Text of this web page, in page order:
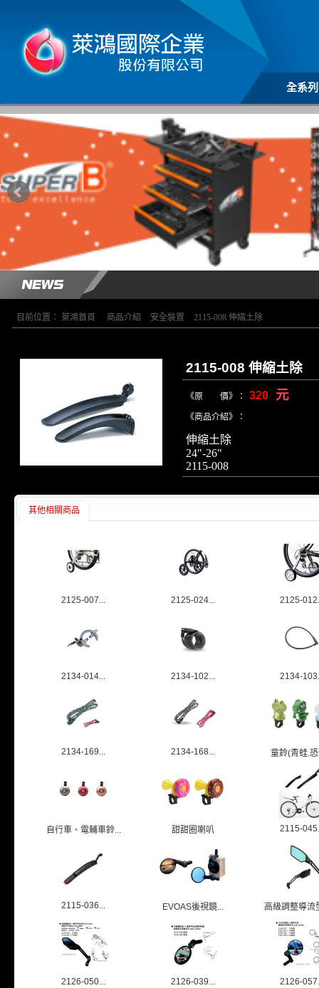
全系
目前位置： 萊鴻首頁 商品介紹 安全裝置 2115-008 伸縮土除
2115-008 伸縮土除
《原 價》： 320 元
《商品介紹》：
伸縮土除
24"-26"
2115-008
其他相關商品
2125-007... 2125-024... 2125-
2134-014... 2134-102... 2134-
2134-169... 2134-168... 童鈴(青蛙.
自行車、電輔車鈴... 甜甜圈喇叭 2115-
2115-036... EVOAS後視鏡... 高級調整導流
2126-050... 2126-039... 2126-